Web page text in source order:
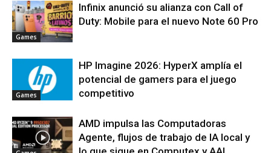
Games
Infinix anunció su alianza con Call of
Duty: Mobile para el nuevo Note 60 Pro
Games
HP Imagine 2026: HyperX amplía el
potencial de gamers para el juego
competitivo
AMD impulsa las Computadoras
Agente, flujos de trabajo de IA local y